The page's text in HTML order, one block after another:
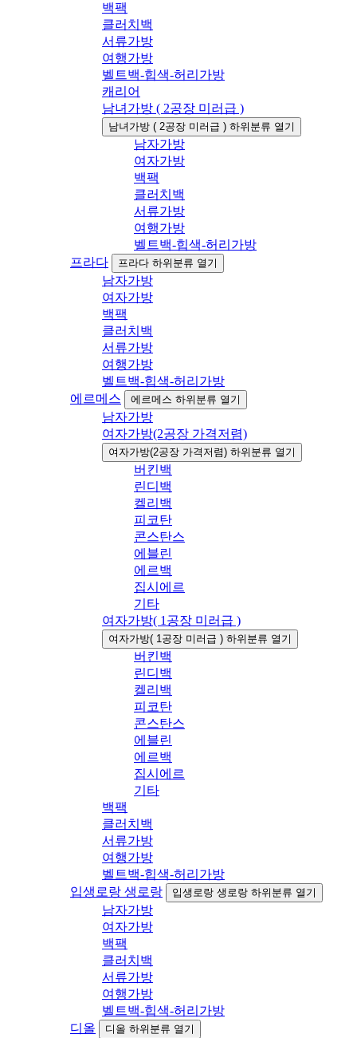
백팩
클러치백
서류가방
여행가방
벨트백-힙색-허리가방
캐리어
남녀가방 ( 2공장 미러급 )
남녀가방 ( 2공장 미러급 ) 하위분류 열기
남자가방
여자가방
백팩
클러치백
서류가방
여행가방
벨트백-힙색-허리가방
프라다
프라다 하위분류 열기
남자가방
여자가방
백팩
클러치백
서류가방
여행가방
벨트백-힙색-허리가방
에르메스
에르메스 하위분류 열기
남자가방
여자가방(2공장 가격저렴)
여자가방(2공장 가격저렴) 하위분류 열기
버킨백
린디백
켈리백
피코탄
콘스탄스
에블린
에르백
집시에르
기타
여자가방( 1공장 미러급 )
여자가방( 1공장 미러급 ) 하위분류 열기
버킨백
린디백
켈리백
피코탄
콘스탄스
에블린
에르백
집시에르
기타
백팩
클러치백
서류가방
여행가방
벨트백-힙색-허리가방
입생로랑 생로랑
입생로랑 생로랑 하위분류 열기
남자가방
여자가방
백팩
클러치백
서류가방
여행가방
벨트백-힙색-허리가방
디올
디올 하위분류 열기